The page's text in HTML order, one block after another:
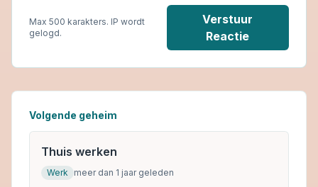
Max 500 karakters. IP wordt
gelogd.
Verstuur
Reactie
Volgende geheim
Thuis werken
Werk meer dan 1 jaar geleden